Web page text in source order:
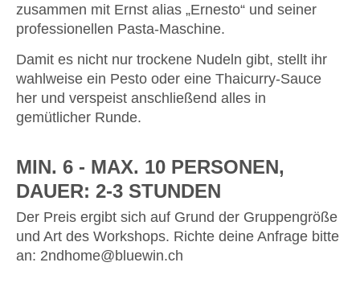
zusammen mit Ernst alias „Ernesto“ und seiner
professionellen Pasta-Maschine.
Damit es nicht nur trockene Nudeln gibt, stellt ihr
wahlweise ein Pesto oder eine Thaicurry-Sauce
her und verspeist anschließend alles in
gemütlicher Runde.
MIN. 6 - MAX. 10 PERSONEN,
DAUER: 2-3 STUNDEN
Der Preis ergibt sich auf Grund der Gruppengröße
und Art des Workshops. Richte deine Anfrage bitte
an: 2ndhome@bluewin.ch